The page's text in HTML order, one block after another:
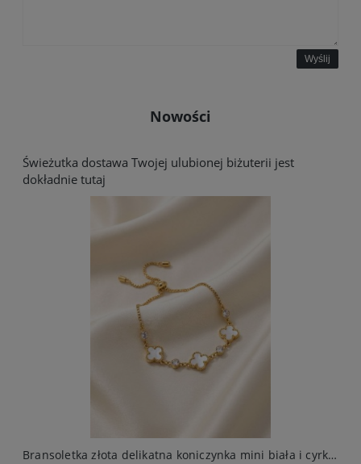
Wyślij
Nowości
Świeżutka dostawa Twojej ulubionej biżuterii jest
dokładnie tutaj
Bransoletka złota delikatna koniczynka mini biała i cyrkonie stal chirurgiczna